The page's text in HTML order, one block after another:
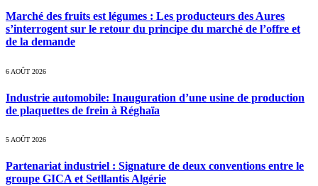
Marché des fruits est légumes : Les producteurs des Aures
s’interrogent sur le retour du principe du marché de l’offre et
de la demande
6 AOÛT 2026
Industrie automobile: Inauguration d’une usine de production
de plaquettes de frein à Réghaïa
5 AOÛT 2026
Partenariat industriel : Signature de deux conventions entre le
groupe GICA et Setllantis Algérie